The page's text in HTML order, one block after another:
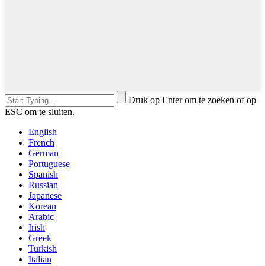
Druk op Enter om te zoeken of op
ESC om te sluiten.
English
French
German
Portuguese
Spanish
Russian
Japanese
Korean
Arabic
Irish
Greek
Turkish
Italian